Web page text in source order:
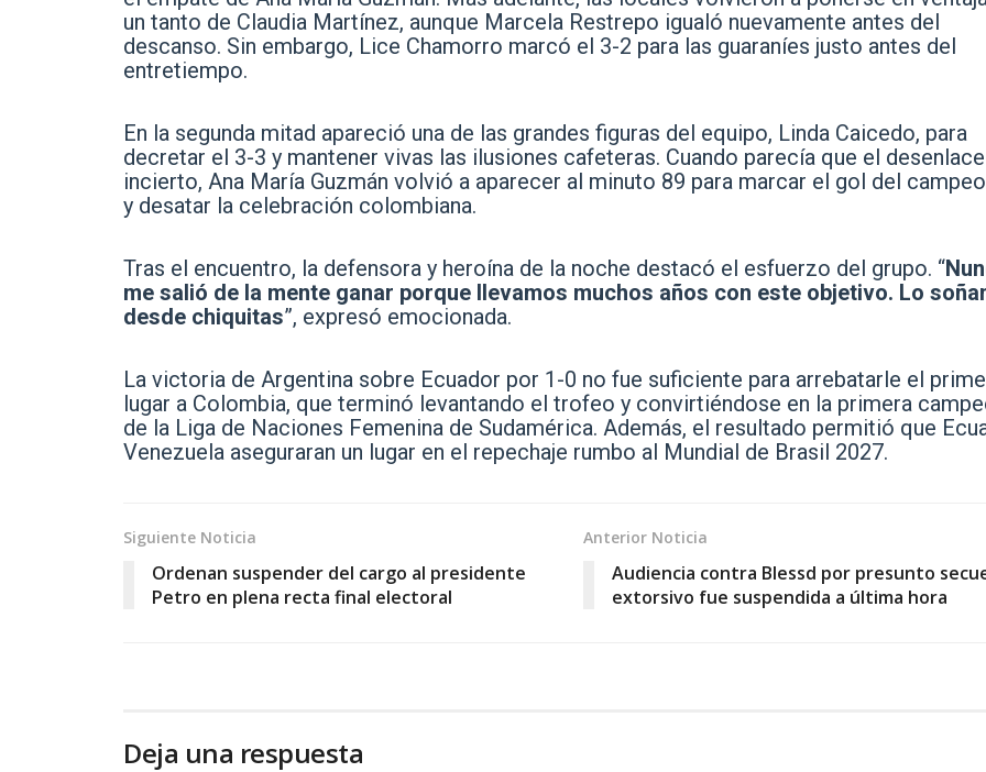
un tanto de Claudia Martínez, aunque Marcela Restrepo igualó nuevamente antes del
descanso. Sin embargo, Lice Chamorro marcó el 3-2 para las guaraníes justo antes del
entretiempo.
En la segunda mitad apareció una de las grandes figuras del equipo, Linda Caicedo, para
decretar el 3-3 y mantener vivas las ilusiones cafeteras. Cuando parecía que el
incierto, Ana María Guzmán volvió a aparecer al minuto 89 para marcar el gol del
y desatar la celebración colombiana.
Tras el encuentro, la defensora y heroína de la noche destacó el esfuerzo del grupo. “
me salió de la mente ganar porque llevamos muchos años con este objetivo. Lo
desde chiquitas”, expresó emocionada.
La victoria de Argentina sobre Ecuador por 1-0 no fue suficiente para arrebatarle el
lugar a Colombia, que terminó levantando el trofeo y convirtiéndose en la primera
de la Liga de Naciones Femenina de Sudamérica. Además, el resultado permitió que
Venezuela aseguraran un lugar en el repechaje rumbo al Mundial de Brasil 2027.
Siguiente Noticia
Ordenan suspender del cargo al presidente
Petro en plena recta final electoral
Anterior Noticia
Audiencia contra Blessd por presunto
extorsivo fue suspendida a última hora
Deja una respuesta